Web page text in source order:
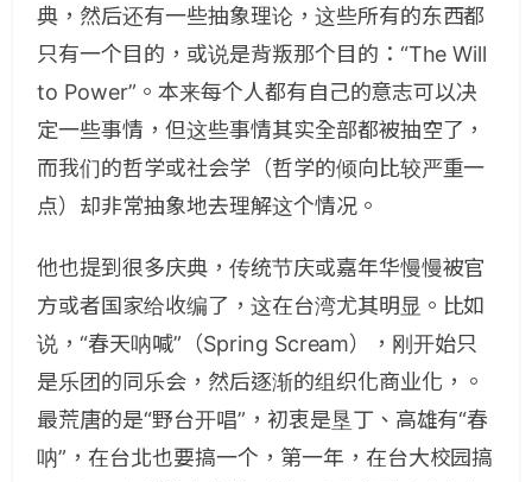
典，然后还有一些抽象理论，这些所有的东西都
只有一个目的，或说是背叛那个目的：“The Will
to Power”。本来每个人都有自己的意志可以决
定一些事情，但这些事情其实全部都被抽空了，
而我们的哲学或社会学（哲学的倾向比较严重一
点）却非常抽象地去理解这个情况。
他也提到很多庆典，传统节庆或嘉年华慢慢被官
方或者国家给收编了，这在台湾尤其明显。比如
说，“春天呐喊”（Spring Scream），刚开始只
是乐团的同乐会，然后逐渐的组织化商业化，。
最荒唐的是“野台开唱”，初衷是垦丁、高雄有“春
呐”，在台北也要搞一个，第一年，在台大校园搞